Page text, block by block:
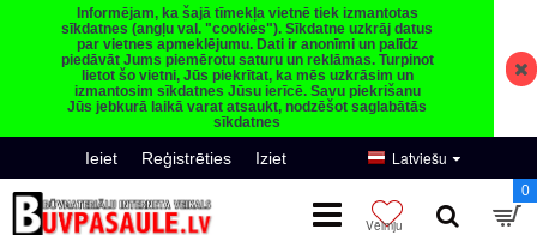
Informējam, ka šajā tīmekļa vietnē tiek izmantotas
sīkdatnes (angļu val. "cookies"). Sīkdatne uzkrāj datus
par vietnes apmeklējumu. Dati ir anonīmi un palīdz
piedāvāt Jums piemērotu saturu un reklāmas. Turpinot
lietot šo vietni, Jūs piekrītat, ka mēs uzkrāsim un
izmantosim sīkdatnes Jūsu ierīcē. Savu piekrišanu
Jūs jebkurā laikā varat atsaukt, nodzēšot saglabātās
sīkdatnes
Ieiet Reģistrēties Iziet Latviešu
0